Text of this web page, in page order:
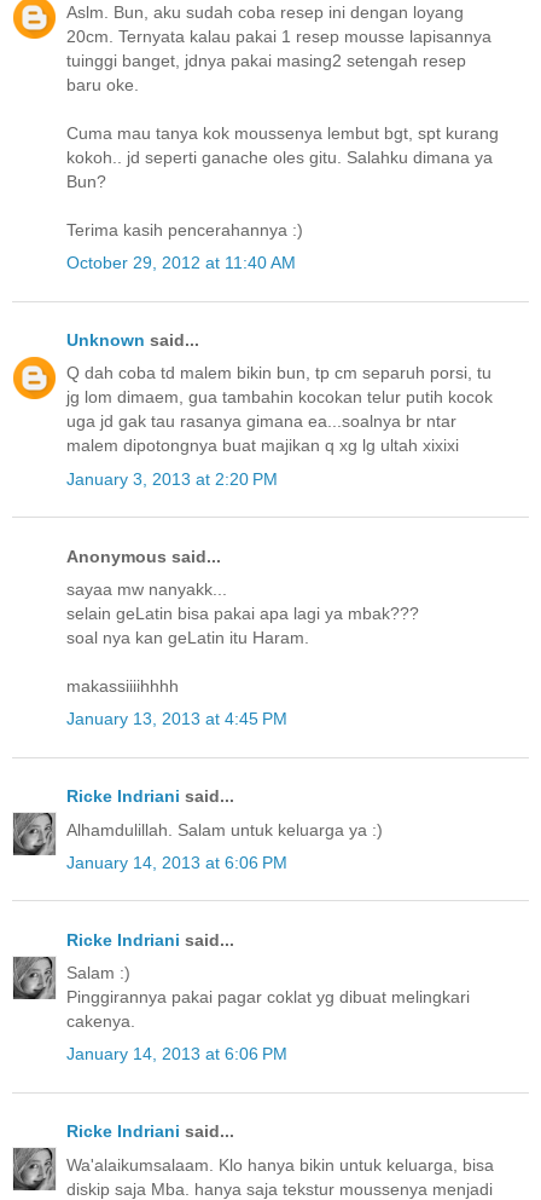
Aslm. Bun, aku sudah coba resep ini dengan loyang
20cm. Ternyata kalau pakai 1 resep mousse lapisannya
tuinggi banget, jdnya pakai masing2 setengah resep
baru oke.
Cuma mau tanya kok moussenya lembut bgt, spt kurang
kokoh.. jd seperti ganache oles gitu. Salahku dimana ya
Bun?
Terima kasih pencerahannya :)
October 29, 2012 at 11:40 AM
Unknown said...
Q dah coba td malem bikin bun, tp cm separuh porsi, tu
jg lom dimaem, gua tambahin kocokan telur putih kocok
uga jd gak tau rasanya gimana ea...soalnya br ntar
malem dipotongnya buat majikan q xg lg ultah xixixi
January 3, 2013 at 2:20 PM
Anonymous said...
sayaa mw nanyakk...
selain geLatin bisa pakai apa lagi ya mbak???
soal nya kan geLatin itu Haram.
makassiiiihhhh
January 13, 2013 at 4:45 PM
Ricke Indriani said...
Alhamdulillah. Salam untuk keluarga ya :)
January 14, 2013 at 6:06 PM
Ricke Indriani said...
Salam :)
Pinggirannya pakai pagar coklat yg dibuat melingkari
cakenya.
January 14, 2013 at 6:06 PM
Ricke Indriani said...
Wa'alaikumsalaam. Klo hanya bikin untuk keluarga, bisa
diskip saja Mba. hanya saja tekstur moussenya menjadi